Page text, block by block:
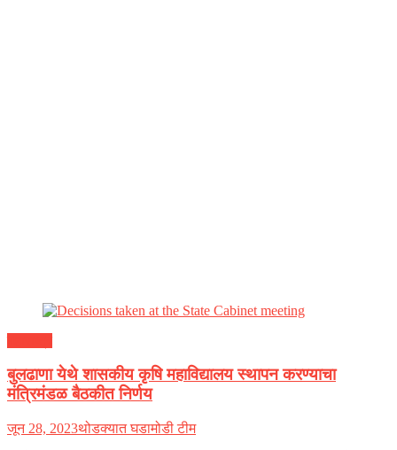
बुलढाणा येथे शासकीय कृषि महाविद्यालय स्थापन करण्याचा
मंत्रिमंडळ बैठकीत निर्णय
जून 28, 2023थोडक्यात घडामोडी टीम